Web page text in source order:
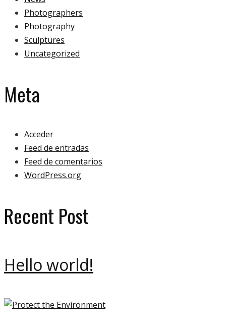
Photographers
Photography
Sculptures
Uncategorized
Meta
Acceder
Feed de entradas
Feed de comentarios
WordPress.org
Recent Post
Hello world!